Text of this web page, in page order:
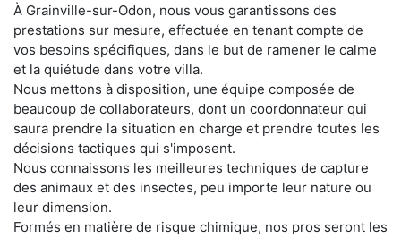
À Grainville-sur-Odon, nous vous garantissons des
prestations sur mesure, effectuée en tenant compte de
vos besoins spécifiques, dans le but de ramener le calme
et la quiétude dans votre villa.
Nous mettons à disposition, une équipe composée de
beaucoup de collaborateurs, dont un coordonnateur qui
saura prendre la situation en charge et prendre toutes les
décisions tactiques qui s'imposent.
Nous connaissons les meilleures techniques de capture
des animaux et des insectes, peu importe leur nature ou
leur dimension.
Formés en matière de risque chimique, nos pros seront les